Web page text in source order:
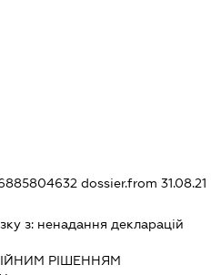
dossier.from 31.08.21
з: ненадання декларацiй
РIШЕННЯМ